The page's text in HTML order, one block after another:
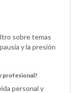
sobre temas
y la presión
profesional?
personal y